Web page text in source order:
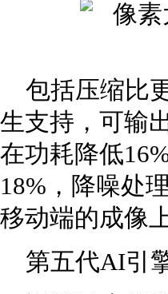
包括压缩比
生支持，可输
在功耗降低
18%，降噪处
移动端的成像上
第五代AI引